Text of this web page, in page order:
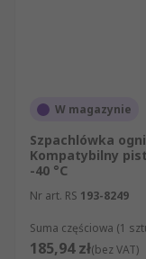
W magazynie
Szpachlówka
Kompatybilny
-40 °C
Nr art. RS 193-8249
Suma częściowa (1
185,94 zł(bez VAT)